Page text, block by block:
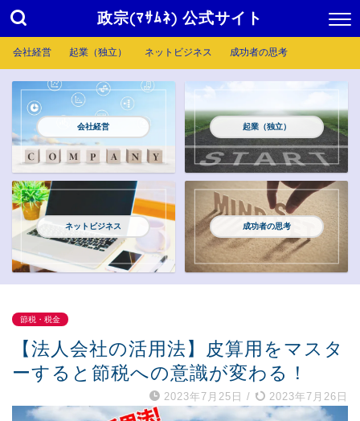
政宗(ﾏｻﾑﾈ) 公式サイト
会社経営 起業（独立） ネットビジネス 成功者の思考
会社経営 起業（独立）
ネットビジネス 成功者の思考
節税・税金
【法人会社の活用法】皮算用をマスタ
ーすると節税への意識が変わる！
2023年7月25日 / 2023年7月26日